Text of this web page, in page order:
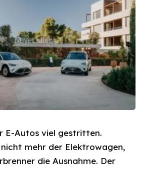
E-Autos viel gestritten.
mehr der Elektrowagen,
die Ausnahme. Der